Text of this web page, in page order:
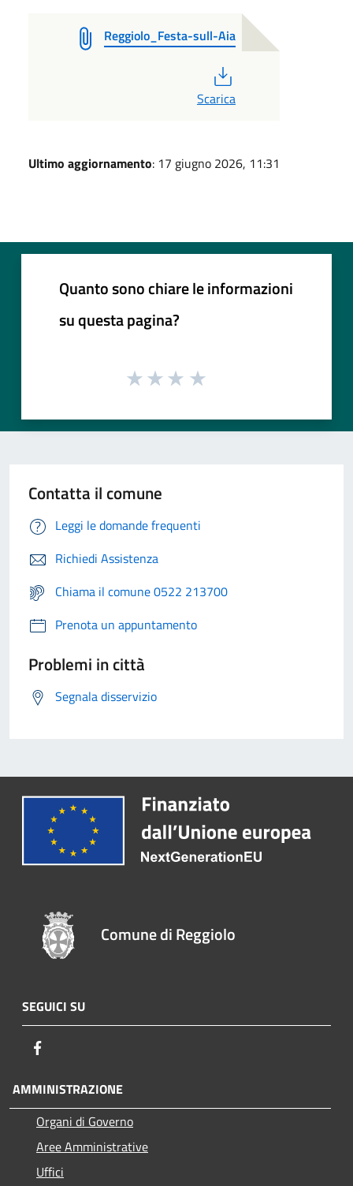
Reggiolo_Festa-sull-Aia
Scarica
Ultimo aggiornamento: 17 giugno 2026, 11:31
Quanto sono chiare le informazioni
su questa pagina?
Contatta il comune
Leggi le domande frequenti
Richiedi Assistenza
Chiama il comune 0522 213700
Prenota un appuntamento
Problemi in città
Segnala disservizio
Comune di Reggiolo
SEGUICI SU
AMMINISTRAZIONE
Organi di Governo
Aree Amministrative
Uffici